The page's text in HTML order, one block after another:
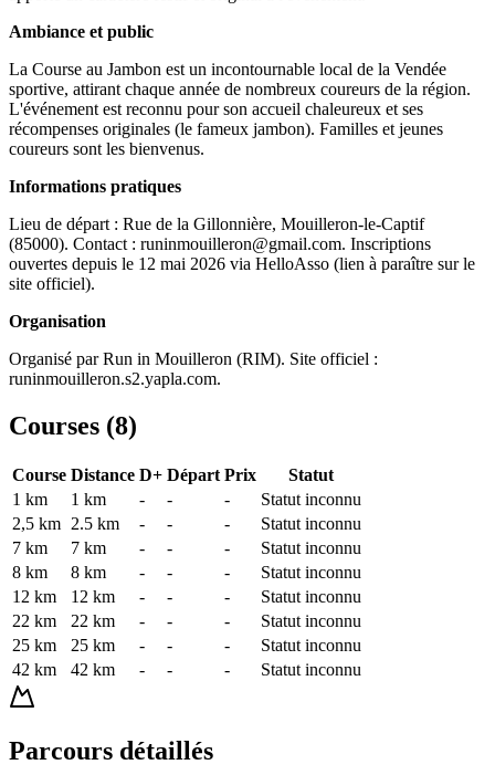
Ambiance et public
La Course au Jambon est un incontournable local de la Vendée
sportive, attirant chaque année de nombreux coureurs de la région.
L'événement est reconnu pour son accueil chaleureux et ses
récompenses originales (le fameux jambon). Familles et jeunes
coureurs sont les bienvenus.
Informations pratiques
Lieu de départ : Rue de la Gillonnière, Mouilleron-le-Captif
(85000). Contact : runinmouilleron@gmail.com. Inscriptions
ouvertes depuis le 12 mai 2026 via HelloAsso (lien à paraître sur le
site officiel).
Organisation
Organisé par Run in Mouilleron (RIM). Site officiel :
runinmouilleron.s2.yapla.com.
Courses (8)
Course Distance D+ Départ Prix
Statut
1 km
1 km - - -
Statut inconnu
2,5 km 2.5 km - - -
Statut inconnu
7 km
7 km - - -
Statut inconnu
8 km
8 km - - -
Statut inconnu
12 km
12 km - - -
Statut inconnu
22 km
22 km - - -
Statut inconnu
25 km
25 km - - -
Statut inconnu
42 km
42 km - - - Statut inconnu
Parcours détaillés